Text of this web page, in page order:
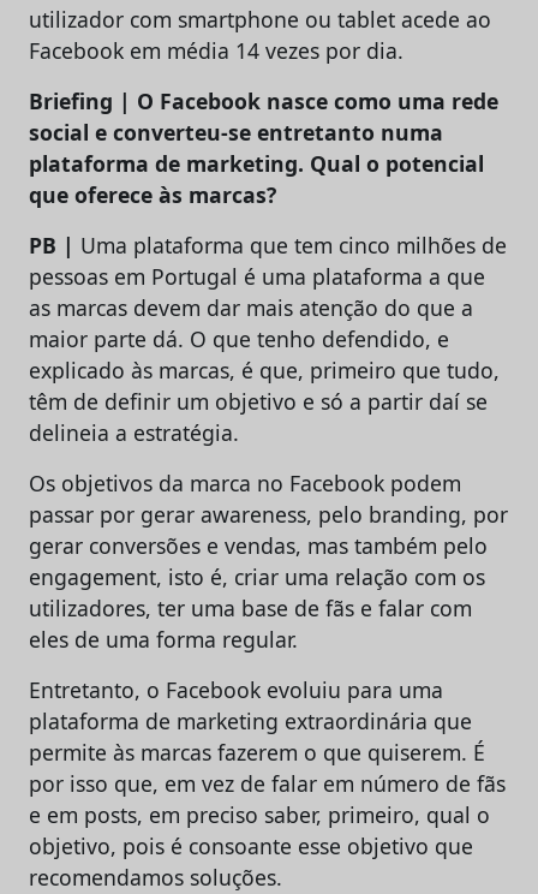
utilizador com smartphone ou tablet acede ao
Facebook em média 14 vezes por dia.
Briefing | O Facebook nasce como uma rede
social e converteu-se entretanto numa
plataforma de marketing. Qual o potencial
que oferece às marcas?
PB | Uma plataforma que tem cinco milhões de
pessoas em Portugal é uma plataforma a que
as marcas devem dar mais atenção do que a
maior parte dá. O que tenho defendido, e
explicado às marcas, é que, primeiro que tudo,
têm de definir um objetivo e só a partir daí se
delineia a estratégia.
Os objetivos da marca no Facebook podem
passar por gerar awareness, pelo branding, por
gerar conversões e vendas, mas também pelo
engagement, isto é, criar uma relação com os
utilizadores, ter uma base de fãs e falar com
eles de uma forma regular.
Entretanto, o Facebook evoluiu para uma
plataforma de marketing extraordinária que
permite às marcas fazerem o que quiserem. É
por isso que, em vez de falar em número de fãs
e em posts, em preciso saber, primeiro, qual o
objetivo, pois é consoante esse objetivo que
recomendamos soluções.